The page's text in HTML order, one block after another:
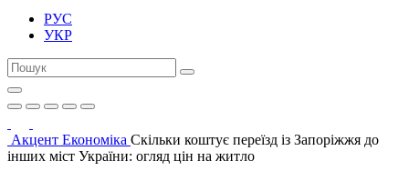
РУС
УКР
Акцент Економіка Скільки коштує переїзд із Запоріжжя до
інших міст України: огляд цін на житло